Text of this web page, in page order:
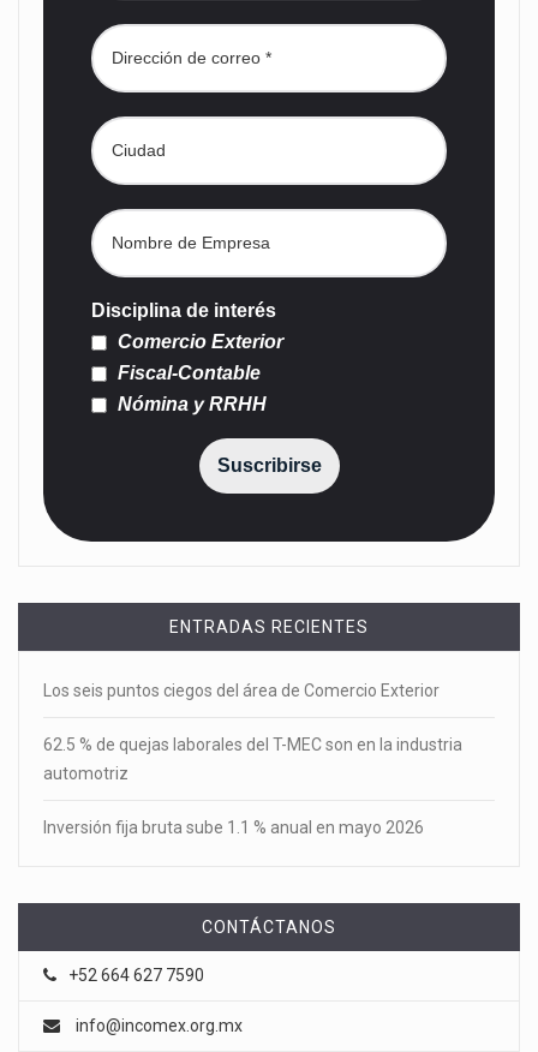
Disciplina de interés
Comercio Exterior
Fiscal-Contable
Nómina y RRHH
Suscribirse
ENTRADAS RECIENTES
Los seis puntos ciegos del área de Comercio Exterior
62.5 % de quejas laborales del T-MEC son en la industria
automotriz
Inversión fija bruta sube 1.1 % anual en mayo 2026
CONTÁCTANOS
+52 664 627 7590
info@incomex.org.mx